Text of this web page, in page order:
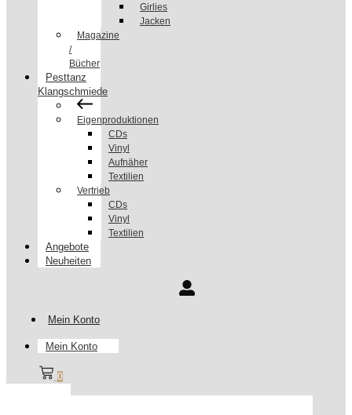
Girlies
Jacken
Magazine
/
Bücher
Pesttanz
Klangschmiede
Eigenproduktionen
CDs
Vinyl
Aufnäher
Textilien
Vertrieb
CDs
Vinyl
Textilien
Angebote
Neuheiten
Mein Konto
Mein Konto
0